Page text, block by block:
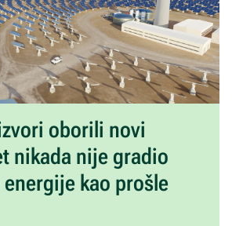
oborili novi
nikada nije gradio
kao prošle